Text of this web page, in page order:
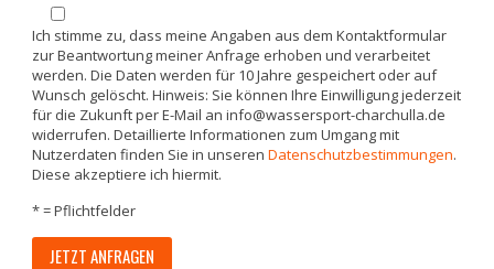
Ich stimme zu, dass meine Angaben aus dem Kontaktformular
zur Beantwortung meiner Anfrage erhoben und verarbeitet
werden. Die Daten werden für 10 Jahre gespeichert oder auf
Wunsch gelöscht. Hinweis: Sie können Ihre Einwilligung jederzeit
für die Zukunft per E-Mail an info@wassersport-charchulla.de
widerrufen. Detaillierte Informationen zum Umgang mit
Nutzerdaten finden Sie in unserenDatenschutzbestimmungen.
Diese akzeptiere ich hiermit.
* = Pflichtfelder